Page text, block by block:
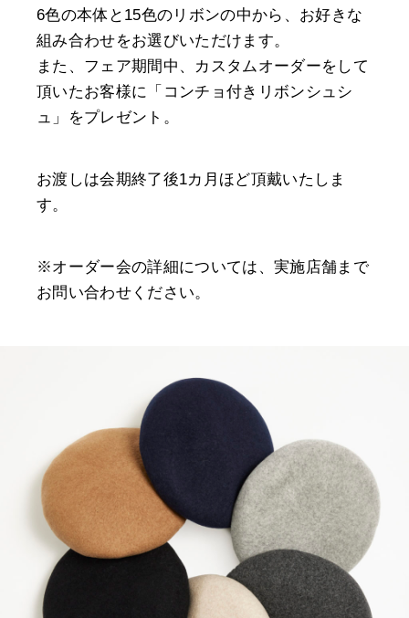
6色の本体と15色のリボンの中から、お好きな
組み合わせをお選びいただけます。
また、フェア期間中、カスタムオーダーをして
頂いたお客様に「コンチョ付きリボンシュシ
ュ」をプレゼント。
お渡しは会期終了後1カ月ほど頂戴いたしま
す。
※オーダー会の詳細については、実施店舗まで
お問い合わせください。